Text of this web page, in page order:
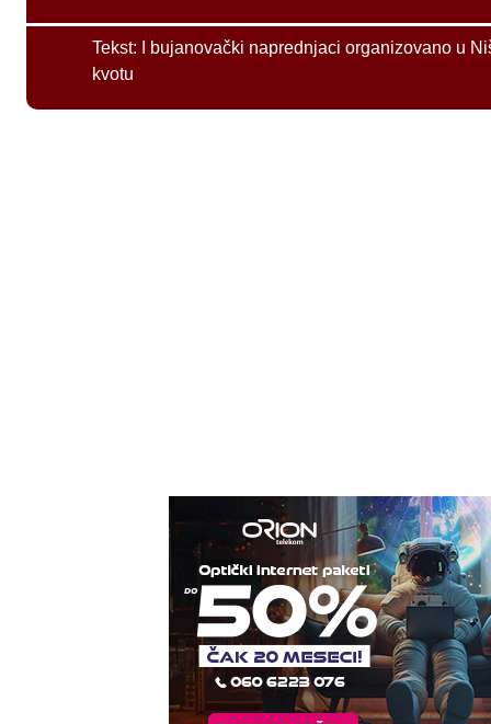
Tekst:
I bujanovački naprednjaci organizovano u
kvotu